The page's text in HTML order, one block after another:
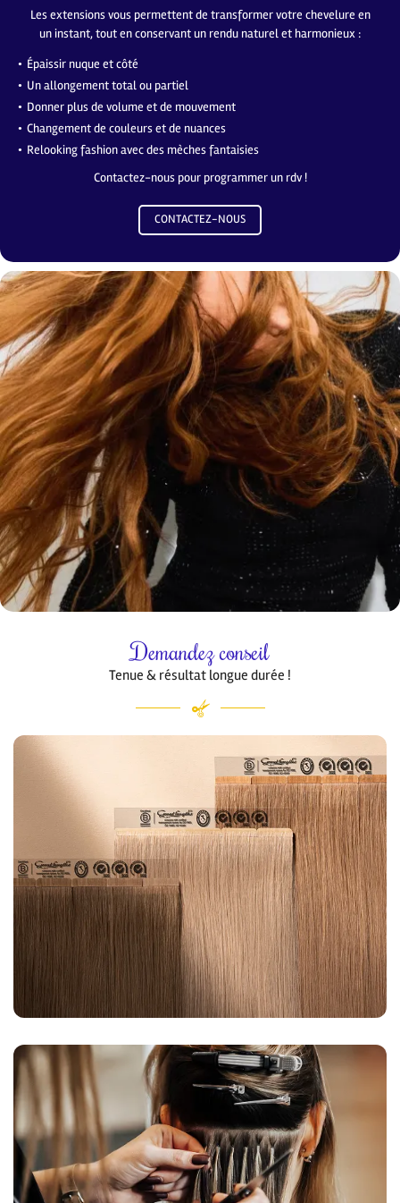
FEMMES
MARIÉS
LISSAGE
EXTENSION
BALAYAGE
ACTUALITÉS
CONTACT
Rejoignez-
Restez informés
Inscription
Les extensions vous permettent de transformer votre chevelure en
un instant, tout en conservant un rendu naturel et harmonieux :
Épaissir nuque et côté
Un allongement total ou partiel
Donner plus de volume et de mouvement
Changement de couleurs et de nuances
Relooking fashion avec des mèches fantaisies
Contactez-nous pour programmer un rdv !
CONTACTEZ-NOUS
Demandez conseil
Tenue & résultat longue durée !